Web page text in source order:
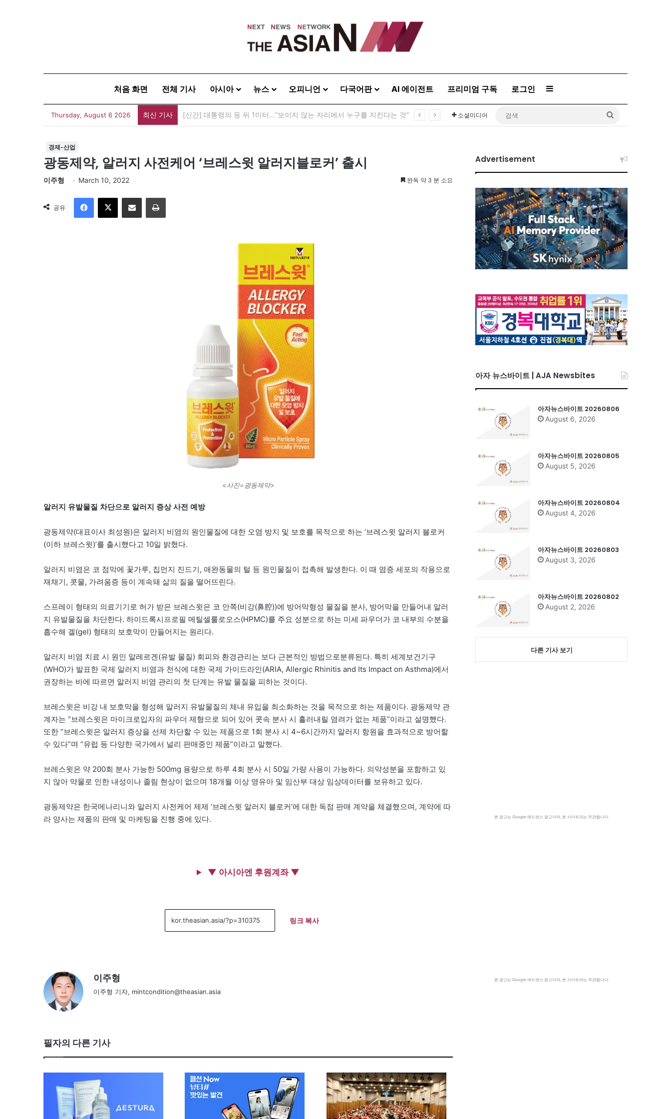
처음 화면 전체 기사 아시아 뉴스 오피니언 다국어판 AI 에이전트 프리미엄 구독 로그인 Sidebar
Thursday, August 6 2026 최신 기사 세계 코리아타운, 한인 상권 넘어 한국문화의 광장으로 소셜미디어
경제-산업
광동제약, 알러지 사전케어 ‘브레스윗 알러지블로커’ 출시
이주형 March 10, 2022 완독 약 3 분 소요
공유
이메일
<사진=광동제약>
알러지 유발물질 차단으로 알러지 증상 사전 예방
광동제약(대표이사 최성원)은 알러지 비염의 원인물질에 대한 오염 방지 및 보호를 목적으로 하는 ‘브레스윗 알러지 블로커
(이하 브레스윗)’를 출시했다고 10일 밝혔다.
알러지 비염은 코 점막에 꽃가루, 집먼지 진드기, 애완동물의 털 등 원인물질이 접촉해 발생한다. 이 때 염증 세포의 작용으로
재채기, 콧물, 가려움증 등이 계속돼 삶의 질을 떨어뜨린다.
스프레이 형태의 의료기기로 허가 받은 브레스윗은 코 안쪽(비강(鼻腔))에 방어막형성 물질을 분사, 방어막을 만들어내 알러
지 유발물질을 차단한다. 하이드록시프로필 메틸셀룰로오스(HPMC)를 주요 성분으로 하는 미세 파우더가 코 내부의 수분을
흡수해 겔(gel) 형태의 보호막이 만들어지는 원리다.
알러지 비염 치료 시 원인 알레르겐(유발 물질) 회피와 환경관리는 보다 근본적인 방법으로분류된다. 특히 세계보건기구
(WHO)가 발표한 국제 알러지 비염과 천식에 대한 국제 가이드라인(ARIA, Allergic Rhinitis and Its Impact on Asthma)에서
권장하는 바에 따르면 알러지 비염 관리의 첫 단계는 유발 물질을 피하는 것이다.
브레스윗은 비강 내 보호막을 형성해 알러지 유발물질의 체내 유입을 최소화하는 것을 목적으로 하는 제품이다. 광동제약 관
계자는 “브레스윗은 마이크로입자의 파우더 제형으로 되어 있어 콧속 분사 시 흘러내릴 염려가 없는 제품”이라고 설명했다.
또한 “브레스윗은 알러지 증상을 선제 차단할 수 있는 제품으로 1회 분사 시 4~6시간까지 알러지 항원을 효과적으로 방어할
수 있다”며 “유럽 등 다양한 국가에서 널리 판매중인 제품”이라고 말했다.
브레스윗은 약 200회 분사 가능한 500mg 용량으로 하루 4회 분사 시 50일 가량 사용이 가능하다. 의약성분을 포함하고 있
지 않아 약물로 인한 내성이나 졸림 현상이 없으며 18개월 이상 영유아 및 임산부 대상 임상데이터를 보유하고 있다.
광동제약은 한국메나리니와 알러지 사전케어 제제 ‘브레스윗 알러지 블로커’에 대한 독점 판매 계약을 체결했으며, 계약에 따
라 양사는 제품의 판매 및 마케팅을 진행 중에 있다.
▼ 아시아엔 후원계좌 ▼
링크 복사
이주형
이주형 기자, mintcondition@theasian.asia
필자의 다른 기사
Advertisement
아자 뉴스바이트 | AJA Newsbites
아자뉴스바이트 20260806
August 6, 2026
아자뉴스바이트 20260805
August 5, 2026
아자뉴스바이트 20260804
August 4, 2026
아자뉴스바이트 20260803
August 3, 2026
아자뉴스바이트 20260802
August 2, 2026
다른 기사 보기
본 광고는 Google 애드센스 광고이며, 본 사이트와는 무관합니다.
본 광고는 Google 애드센스 광고이며, 본 사이트와는 무관합니다.